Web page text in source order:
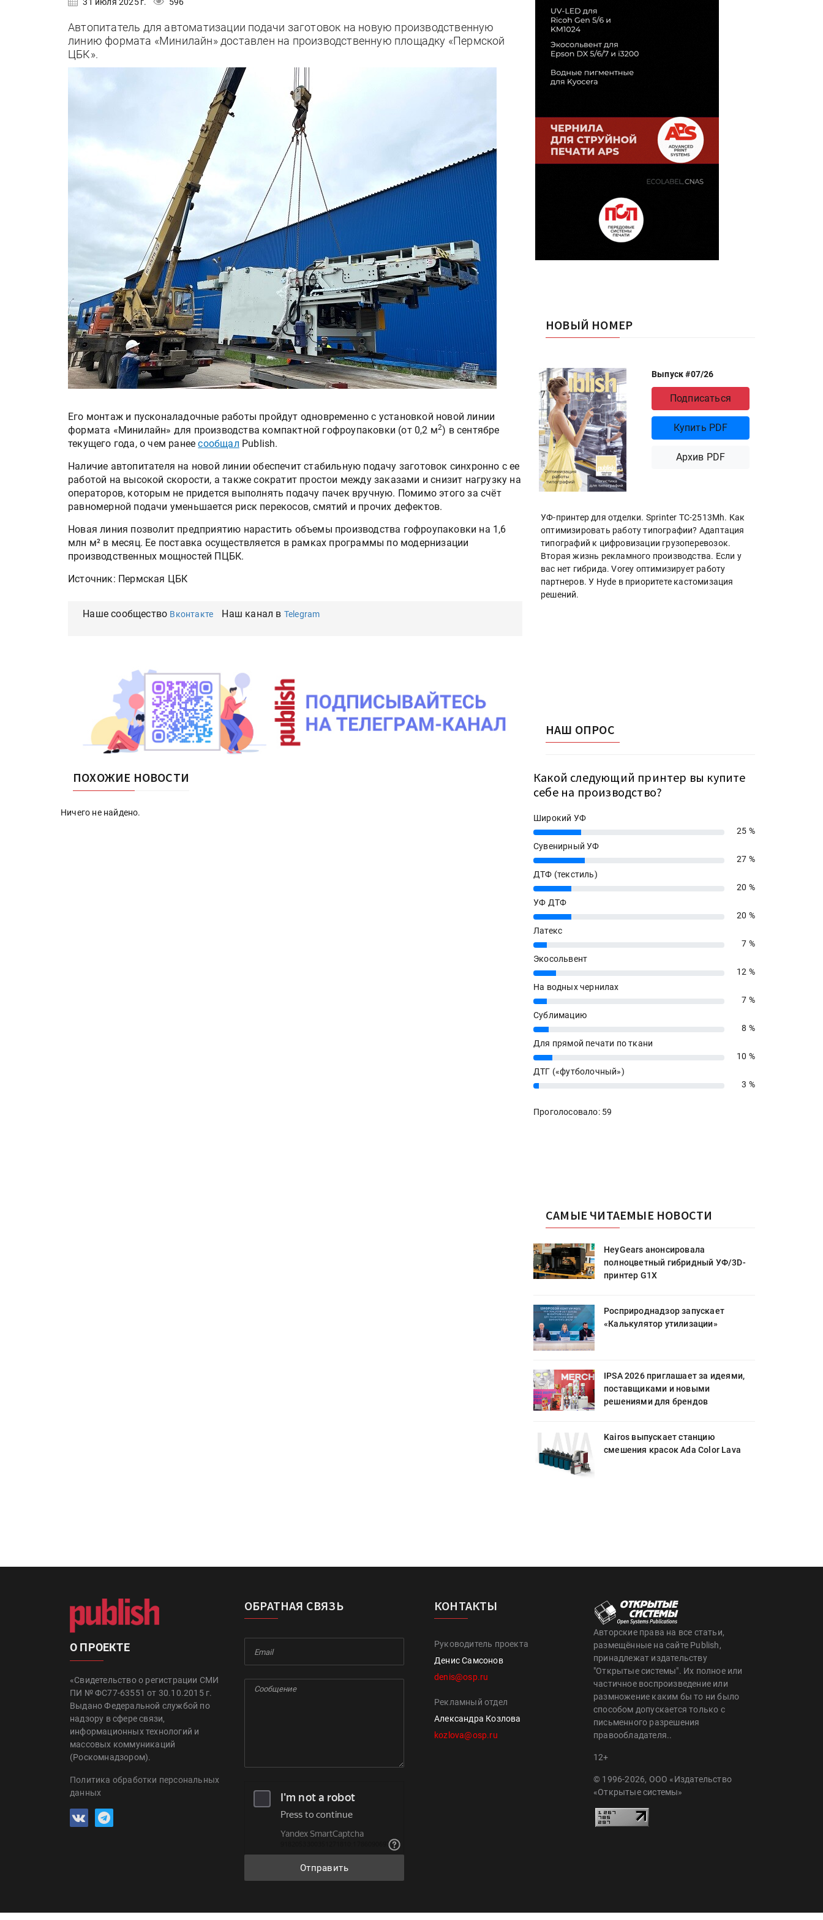
Автопитатель для автоматизации подачи заготовок на новую производственную
линию формата «Минилайн» доставлен на производственную площадку «Пермской
ЦБК».
Его монтаж и пусконаладочные работы пройдут одновременно с установкой новой линии
формата «Минилайн» для производства компактной гофроупаковки (от 0,2 м2) в сентябре
текущего года, о чем ранеесообщал Publish.
Наличие автопитателя на новой линии обеспечит стабильную подачу заготовок синхронно с ее
работой на высокой скорости, а также сократит простои между заказами и снизит нагрузку на
операторов, которым не придется выполнять подачу пачек вручную. Помимо этого за счёт
равномерной подачи уменьшается риск перекосов, смятий и прочих дефектов.
Новая линия позволит предприятию нарастить объемы производства гофроупаковки на 1,6
млн м² в месяц. Ее поставка осуществляется в рамках программы по модернизации
производственных мощностей ПЦБК.
Источник: Пермская ЦБК
Наше сообщество Вконтакте Наш канал в Telegram
ПОХОЖИЕ НОВОСТИ
Ничего не найдено.
НОВЫЙ НОМЕР
Выпуск #07/26
Подписаться
Купить PDF
Архив PDF
УФ-принтер для отделки. Sprinter ТС-2513Mh. Как
оптимизировать работу типографии? Адаптация
типографий к цифровизации грузоперевозок.
Вторая жизнь рекламного производства. Если у
вас нет гибрида. Vorey оптимизирует работу
партнеров. У Hyde в приоритете кастомизация
решений.
НАШ ОПРОС
Какой следующий принтер вы купите
себе на производство?
Широкий УФ
25%
25 %
Сувенирный УФ
27%
27 %
ДТФ (текстиль)
20%
20 %
УФ ДТФ
20%
20 %
Латекс
7%
7 %
Экосольвент
12%
12 %
На водных чернилах
7%
7 %
Сублимацию
8%
8 %
Для прямой печати по ткани
10%
10 %
ДТГ («футболочный»)
3% 3 %
Проголосовало: 59
САМЫЕ ЧИТАЕМЫЕ НОВОСТИ
HeyGears анонсировала
полноцветный гибридный УФ/3D-
принтер G1X
Росприроднадзор запускает
«Калькулятор утилизации»
IPSA 2026 приглашает за идеями,
поставщиками и новыми
решениями для брендов
Kairos выпускает станцию
смешения красок Ada Color Lava
О ПРОЕКТЕ
«Свидетельство о регистрации СМИ
ПИ № ФС77-63551 от 30.10.2015 г.
Выдано Федеральной службой по
надзору в сфере связи,
информационных технологий и
массовых коммуникаций
(Роскомнадзором).
Политика обработки персональных
данных
ОБРАТНАЯ СВЯЗЬ
Отправить
КОНТАКТЫ
Руководитель проекта
Денис Самсонов
denis@osp.ru
Рекламный отдел
Александра Козлова
kozlova@osp.ru
Авторские права на все статьи,
размещённые на сайте Publish,
принадлежат издательству
"Открытые системы". Их полное или
частичное воспроизведение или
размножение каким бы то ни было
способом допускается только с
письменного разрешения
правообладателя..
12+
© 1996-2026, ООО «Издательство
«Открытые системы»